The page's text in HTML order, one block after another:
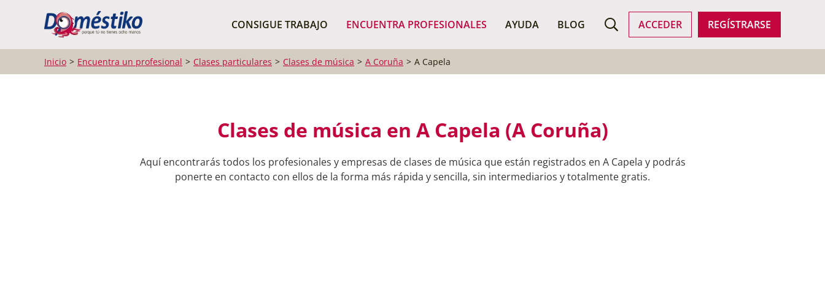
CONSIGUE TRABAJO ENCUENTRA PROFESIONALES AYUDA BLOG ACCEDER REGÍSTRARSE
BUSCAR PROFESIONALES
Inicio Encuentra un profesional Clases particulares Clases de música A Coruña A Capela
Clases de música en A Capela (A Coruña)
Aquí encontrarás todos los profesionales y empresas de clases de música que están registrados en A Capela y podrás
ponerte en contacto con ellos de la forma más rápida y sencilla, sin intermediarios y totalmente gratis.